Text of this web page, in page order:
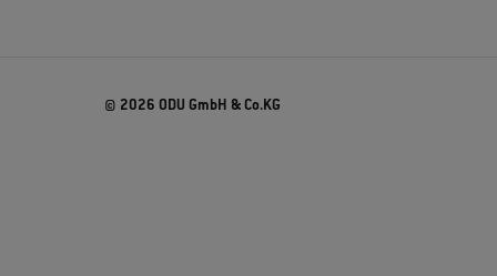
© 2026 ODU GmbH & Co.KG